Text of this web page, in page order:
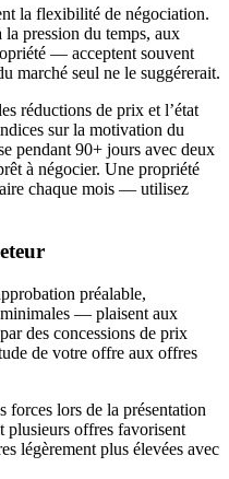
la flexibilité de négociation.
pression du temps, aux
— acceptent souvent
marché seul ne le suggérerait.
réductions de prix et l’état
sur la motivation du
pendant 90+ jours avec deux
à négocier. Une propriété
chaque mois — utilisez
préalable,
— plaisent aux
des concessions de prix
de votre offre aux offres
forces lors de la présentation
plusieurs offres favorisent
légèrement plus élevées avec